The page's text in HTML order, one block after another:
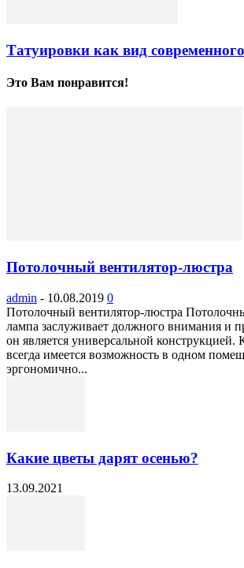
Татуировки как вид современного
Это Вам понравится!
Потолочный вентилятор-люстра
admin - 10.08.2019 0
Потолочный вентилятор-люстра
лампа заслуживает должного внимания и
он является универсальной
всегда имеется возможность в одном
эргономично...
Какие цветы дарят осенью?
13.09.2021